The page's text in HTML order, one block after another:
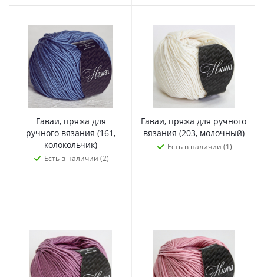
Гаваи, пряжа для
ручного вязания (161,
колокольчик)
Есть в наличии (2)
Гаваи, пряжа для ручного
вязания (203, молочный)
Есть в наличии (1)